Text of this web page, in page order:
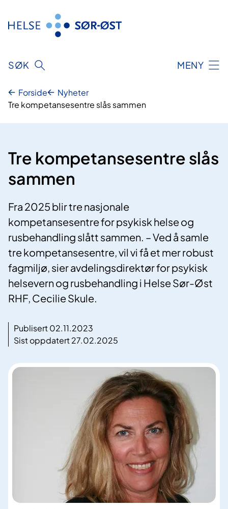
innhold
SØK MENY
Forside
Nyheter
Tre kompetansesentre slås sammen
Tre kompetansesentre slås
sammen
Fra 2025 blir tre nasjonale
kompetansesentre for psykisk helse og
rusbehandling slått sammen. – Ved å samle
tre kompetansesentre, vil vi få et mer robust
fagmiljø, sier avdelingsdirektør for psykisk
helsevern og rusbehandling i Helse Sør-Øst
RHF, Cecilie Skule.
Publisert 02.11.2023
Sist oppdatert 27.02.2025